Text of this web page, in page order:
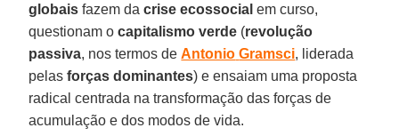
globais fazem dacrise ecossocial em curso,
questionam ocapitalismo verde (revolução
passiva, nos termos deAntonio Gramsci, liderada
pelasforças dominantes) e ensaiam uma proposta
radical centrada na transformação das forças de
acumulação e dos modos de vida.